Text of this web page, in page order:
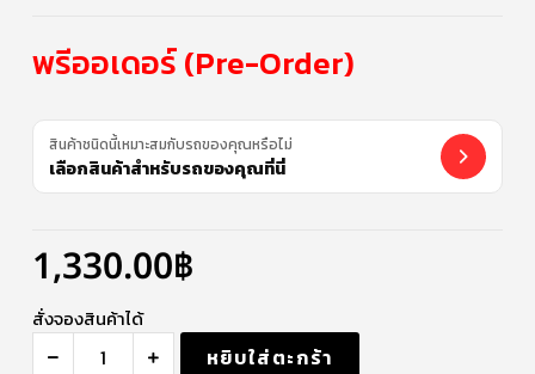
พรีออเดอร์ (Pre-Order)
สินค้าชนิดนี้เหมาะสมกับรถของคุณหรือไม่
เลือกสินค้าสำหรับรถของคุณที่นี่
1,330.00฿
สั่งจองสินค้าได้
หยิบใส่ตะกร้า